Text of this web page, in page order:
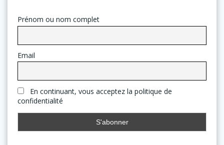
Prénom ou nom complet
Email
En continuant, vous acceptez la politique de
confidentialité